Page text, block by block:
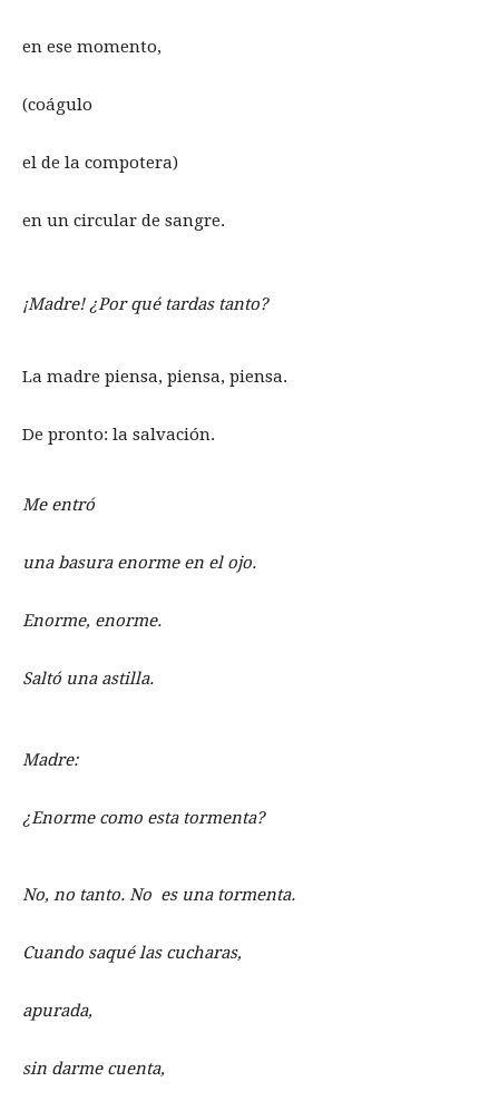
en ese momento,
(coágulo
el de la compotera)
en un circular de sangre.
¡Madre! ¿Por qué tardas tanto?
La madre piensa, piensa, piensa.
De pronto: la salvación.
Me entró
una basura enorme en el ojo.
Enorme, enorme.
Saltó una astilla.
Madre:
¿Enorme como esta tormenta?
No, no tanto. No es una tormenta.
Cuando saqué las cucharas,
apurada,
sin darme cuenta,